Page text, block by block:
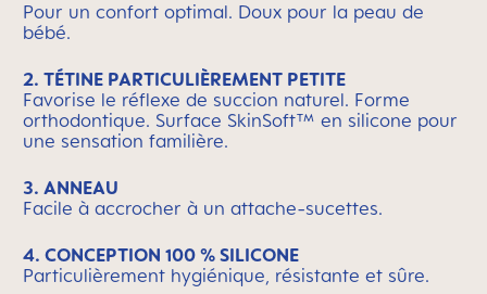
Pour un confort optimal. Doux pour la peau de
bébé.
2. TÉTINE PARTICULIÈREMENT PETITE
Favorise le réflexe de succion naturel. Forme
orthodontique. Surface SkinSoft™ en silicone pour
une sensation familière.
3. ANNEAU
Facile à accrocher à un attache-sucettes.
4. CONCEPTION 100 % SILICONE
Particulièrement hygiénique, résistante et sûre.